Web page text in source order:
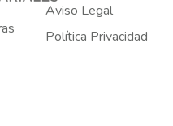
Aviso Legal
Política Privacidad